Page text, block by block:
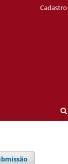
Cadastro